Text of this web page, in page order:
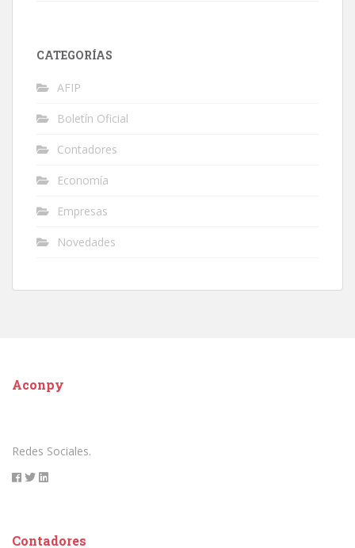
CATEGORÍAS
AFIP
Boletín Oficial
Contadores
Economía
Empresas
Novedades
Aconpy
Redes Sociales.
Contadores